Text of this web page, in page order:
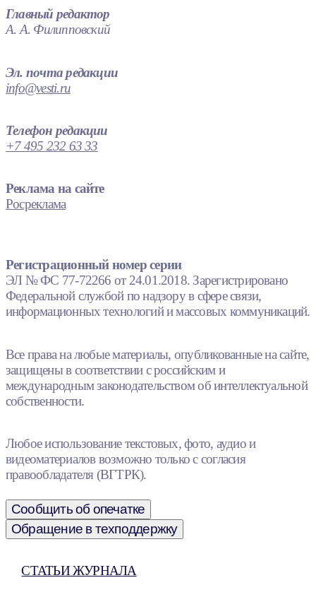
Главный редактор
А. А. Филипповский
Эл. почта редакции
info@vesti.ru
Телефон редакции
+7 495 232 63 33
Реклама на сайте
Росреклама
Регистрационный номер серии
ЭЛ № ФС 77-72266 от 24.01.2018. Зарегистрировано
Федеральной службой по надзору в сфере связи,
информационных технологий и массовых коммуникаций.
Все права на любые материалы, опубликованные на сайте,
защищены в соответствии с российским и
международным законодательством об интеллектуальной
собственности.
Любое использование текстовых, фото, аудио и
видеоматериалов возможно только с согласия
правообладателя (ВГТРК).
Сообщить об опечатке
Обращение в техподдержку
СТАТЬИ ЖУРНАЛА